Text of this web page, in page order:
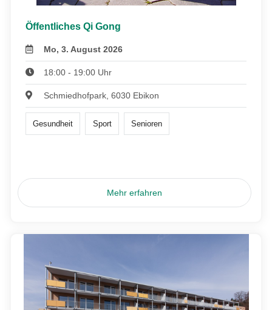
Öffentliches Qi Gong
Mo, 3. August 2026
18:00 - 19:00 Uhr
Schmiedhofpark, 6030 Ebikon
Gesundheit Sport Senioren
Mehr erfahren